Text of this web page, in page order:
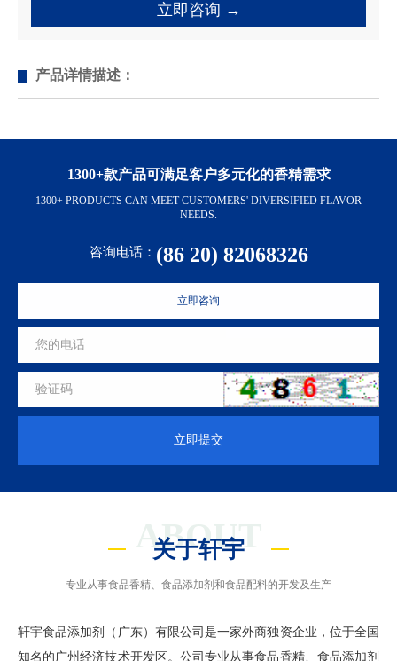
立即咨询 →
产品详情描述：
1300+款产品可满足客户多元化的香精需求
1300+ PRODUCTS CAN MEET CUSTOMERS' DIVERSIFIED FLAVOR
NEEDS.
咨询电话： (86 20) 82068326
立即咨询
立即提交
ABOUT
关于轩宇
专业从事食品香精、食品添加剂和食品配料的开发及生产
轩宇食品添加剂（广东）有限公司是一家外商独资企业，位于全国
知名的广州经济技术开发区。公司专业从事食品香精、食品添加剂